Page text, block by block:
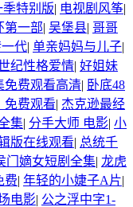
特别版| 电视剧风筝|
第一部| 吴堡县| 哥哥
代| 单亲妈妈与儿子|
纪性格爱情| 好姐妹
免费观看高清| 卧底48
免费观看| 杰克逊最经
集| 分手大师 电影| 小
版在线观看| 总统千
门嫡女短剧全集| 龙虎
费| 年轻的小婕子A片|
电影| 公之浮中字1-